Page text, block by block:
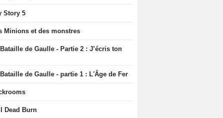
Story 5
Minions et des monstres
de Gaulle - Partie 2 : J’écris ton
de Gaulle - partie 1 : L'Âge de Fer
Dead Burn